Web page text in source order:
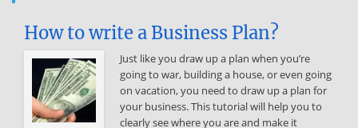
(hibrid) alkalmazkodóképessége és sűríthetősége megengedi. A
különböző éréscsoportú kukorica tenyészideje lecímerezve
kétvonalas hibrid 1 kétvonalas hibrid 2 (A X B) (C X D) négyvonalas
hibrid lecímerezve kétvonalas hibrid 1 önmegporzás lecímerezve (A
X B) háromvonalas hibrid A vetésmélység hatása a termésre
Aszpektus viszonyok IV. Országos Gyomfelvételezés (1996-1997) 1.
IV. Országos Gyomfelvételezés (1996-1997) 2. IV. Országos
How to write a Business Plan?
Just like you draw up a plan when you’re
going to war, building a house, or even going
on vacation, you need to draw up a plan for
your business. This tutorial will help you to
clearly see where you are and make it